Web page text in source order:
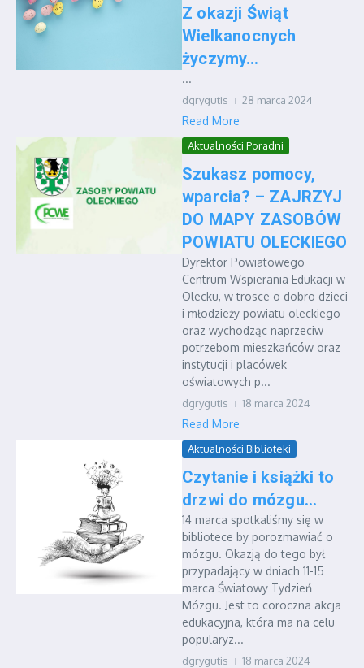
Z okazji Świąt
Wielkanocnych
życzymy…
...
dgrygutis 28 marca 2024
Read More
Aktualności Poradni
Szukasz pomocy,
wparcia? – ZAJRZYJ
DO MAPY ZASOBÓW
POWIATU OLECKIEGO
Dyrektor Powiatowego
Centrum Wspierania Edukacji w
Olecku, w trosce o dobro dzieci
i młodzieży powiatu oleckiego
oraz wychodząc naprzeciw
potrzebom mieszkańców oraz
instytucji i placówek
oświatowych p...
dgrygutis 18 marca 2024
Read More
Aktualności Biblioteki
Czytanie i książki to
drzwi do mózgu…
14 marca spotkaliśmy się w
bibliotece by porozmawiać o
mózgu. Okazją do tego był
przypadający w dniach 11-15
marca Światowy Tydzień
Mózgu. Jest to coroczna akcja
edukacyjna, która ma na celu
popularyz...
dgrygutis 18 marca 2024